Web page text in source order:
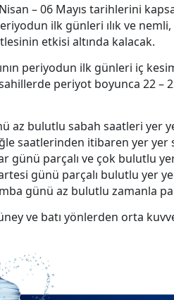
– 06 Mayıs tarihlerini
ilk günleri ılık ve
etkisi altında kalacak.
periyodun ilk günleri iç
periyot boyunca 22 –
az bulutlu sabah saatleri yer
saatlerinden itibaren yer yer
günü parçalı ve çok bulutlu
günü parçalı bulutlu yer
günü az bulutlu zamanla
ve batı yönlerden orta